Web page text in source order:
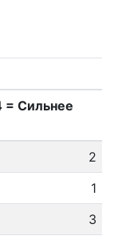
= Сильнее
2
1
3